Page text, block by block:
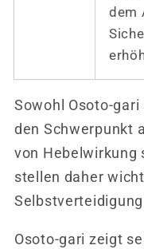
dem
Sowohl Osoto-gari
den Schwerpunkt
von Hebelwirkung
stellen daher
Selbstverteidigung
Osoto-gari zeigt